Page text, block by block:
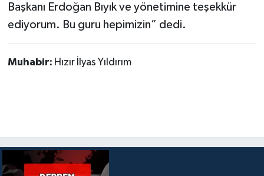
Başkanı Erdoğan Bıyık ve yönetimine teşekkür
ediyorum. Bu guru hepimizin” dedi.
Muhabir: Hızır İlyas Yıldırım